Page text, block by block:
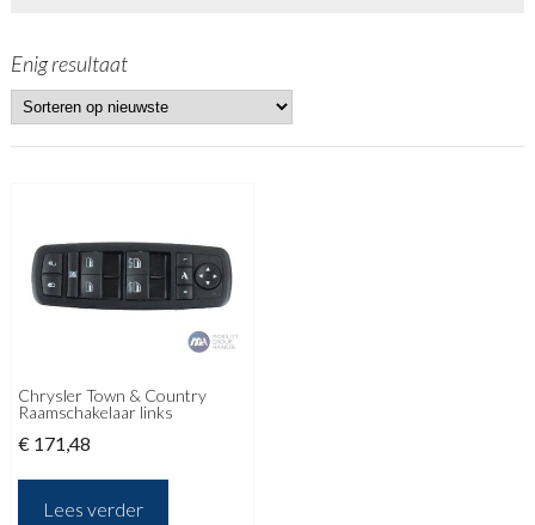
Enig resultaat
Chrysler Town & Country
Raamschakelaar links
€ 171,48
Lees verder